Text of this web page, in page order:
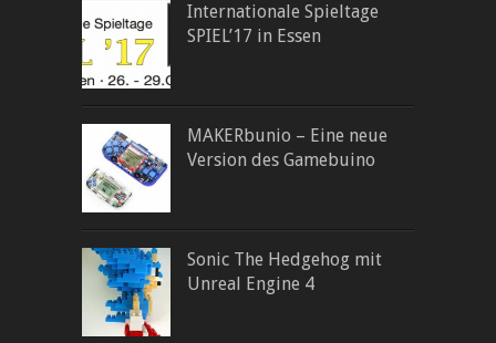
Internationale Spieltage
SPIEL’17 in Essen
MAKERbunio – Eine neue
Version des Gamebuino
Sonic The Hedgehog mit
Unreal Engine 4